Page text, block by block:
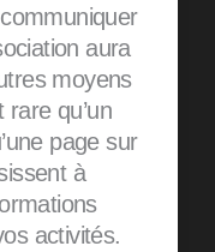
aura
moyens
rare qu’un
page sur
à
activités.